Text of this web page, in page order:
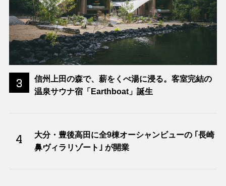
3
信州上田の森で、薪をくべ湯に浸る。客室完結の
温泉サウナ宿「Earthboat」誕生
4
大分・豊後高田に全9棟オーシャンビューの ｢長崎
鼻ヴィラリゾート｣ が開業